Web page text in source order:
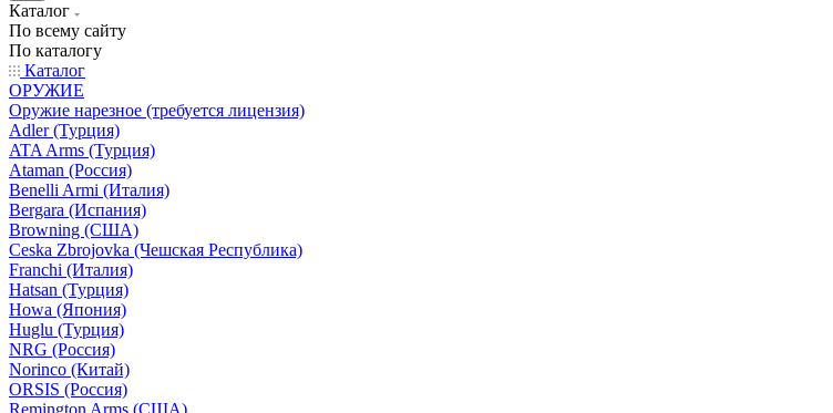
Каталог
По всему сайту
По каталогу
Каталог
ОРУЖИЕ
Оружие нарезное (требуется лицензия)
Adler (Турция)
ATA Arms (Турция)
Ataman (Россия)
Benelli Armi (Италия)
Bergara (Испания)
Browning (США)
Ceska Zbrojovka (Чешская Республика)
Franchi (Италия)
Hatsan (Турция)
Howa (Япония)
Huglu (Турция)
NRG (Россия)
Norinco (Китай)
ORSIS (Россия)
Remington Arms (США)